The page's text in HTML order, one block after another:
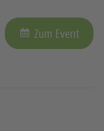
Zum Event